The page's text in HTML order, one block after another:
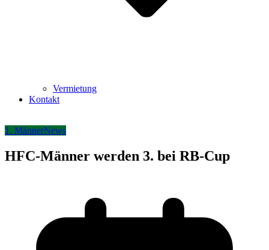
Vermietung
Kontakt
1. MännerNews
HFC-Männer werden 3. bei RB-Cup